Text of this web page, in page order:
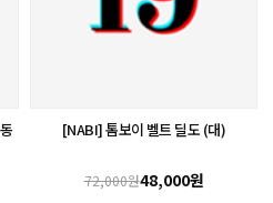
[NABI] 톰보이 벨트 딜도 (대)
72,000원48,000원